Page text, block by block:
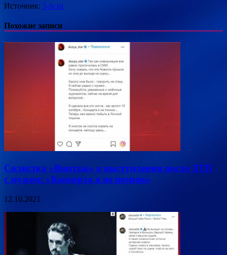
Источник: 5-tv.ru
Похожие записи
Солистка «Винтаж» о выступлении после ДТП
с мужем: «Концерта я не помню»
12.10.2021